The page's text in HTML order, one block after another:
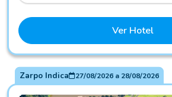
Ver Hotel
Zarpo Indica 27/08/2026a 28/08/2026